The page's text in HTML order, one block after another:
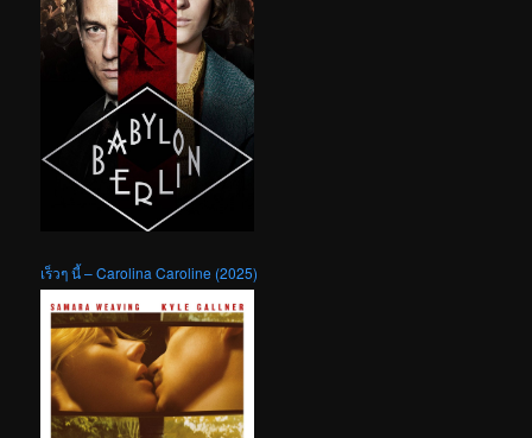
เร็วๆ นี้ – Carolina Caroline (2025)